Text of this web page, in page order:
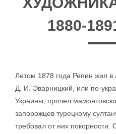
1880-
Летом 1878 года Репин жил
Д. И. Эварницкий, или по-
Украины, прочел
запорожцев турецкому
требовал от них покорности.